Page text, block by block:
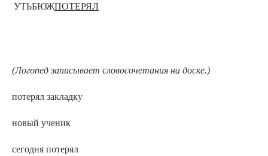
УТЬБЮЖПОТЕРЯЛ
(Логопед записывает словосочетания на доске.)
потерял закладку
новый ученик
сегодня потерял